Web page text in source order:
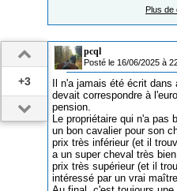
Plus
+3
pcql
Posté le 16/06/2025 à
Il n'a jamais été écrit
devait correspondre à
pension.
Le propriétaire qui n'a pas
un bon cavalier pour son
prix très inférieur (et il
a un super cheval très
prix très supérieur (et il
intéressé par un vrai